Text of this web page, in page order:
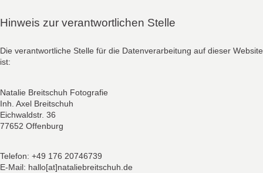
Hinweis zur verantwortlichen Stelle
Die verantwortliche Stelle für die Datenverarbeitung auf dieser Website
ist:
Natalie Breitschuh Fotografie
Inh. Axel Breitschuh
Eichwaldstr. 36
77652 Offenburg
Telefon: +49 176 20746739
E-Mail: hallo[at]nataliebreitschuh.de